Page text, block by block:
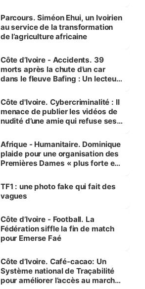
Parcours. Siméon Ehui, un Ivoirien
au service de la transformation
de l’agriculture africaine
Côte d’Ivoire - Accidents. 39
morts après la chute d’un car
dans le fleuve Bafing : Un lecteur
des Transports
Côte d'Ivoire. Cybercriminalité : Il
menace de publier les vidéos de
nudité d’une amie qui refuse ses
Afrique - Humanitaire. Dominique
plaide pour une organisation des
Premières Dames « plus forte et
sur la scène internationale »
TF1 : une photo fake qui fait des
vagues
Côte d’Ivoire - Football. La
Fédération siffle la fin de match
pour Emerse Faé
Côte d’Ivoire. Café-cacao: Un
Système national de Traçabilité
pour améliorer l’accès au marché